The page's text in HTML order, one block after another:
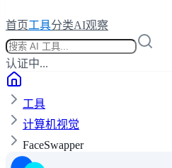
首页工具分类AI观察
认证中...
工具
计算机视觉
FaceSwapper